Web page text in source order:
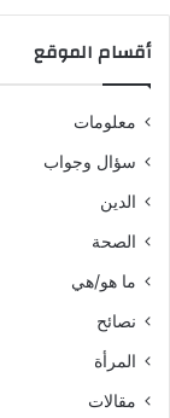
أقسام الموقع
معلومات
سؤال وجواب
الدين
الصحة
ما هو/هي
نصائح
المرأة
مقالات